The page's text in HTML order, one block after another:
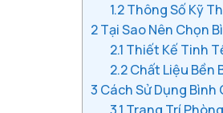
1.2Thông Số Kỹ
2Tại Sao Nên Chọn
2.1 Thiết Kế Tinh
2.2Chất Liệu Bền
3 Cách Sử Dụng Bình